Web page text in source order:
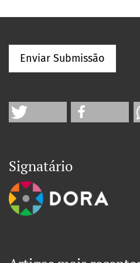
Enviar Submissão
Signatário